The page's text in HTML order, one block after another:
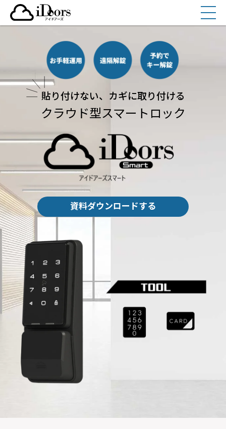
ツ
プ
貼り付けない、カギに取り付ける
クラウド型スマートロック
資料ダウンロードする